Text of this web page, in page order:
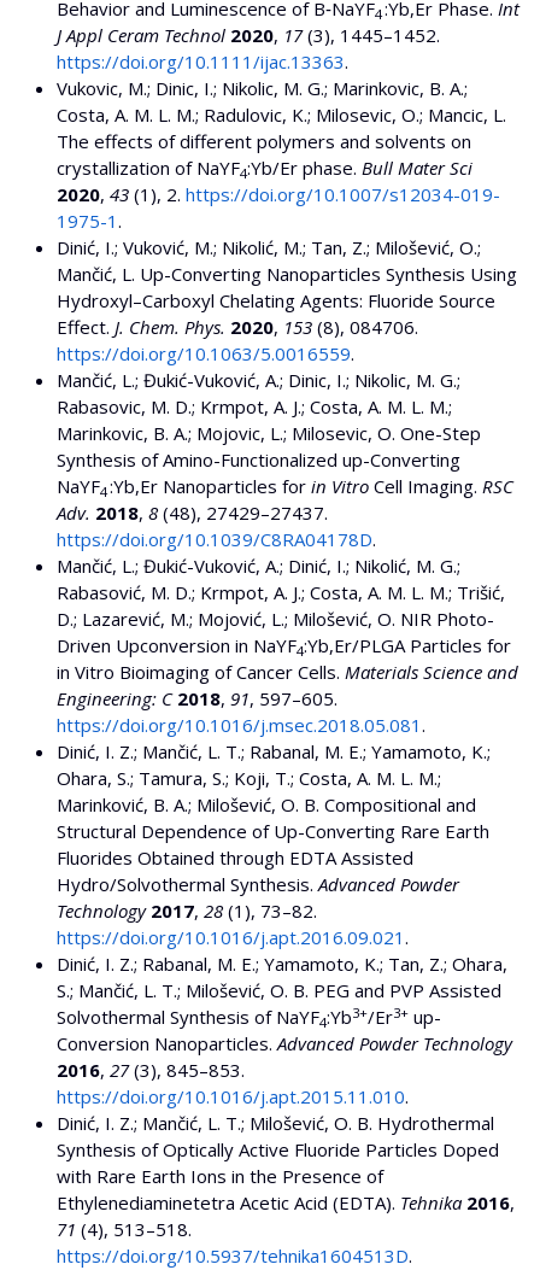
Behavior and Luminescence of Β‐NaYF4:Yb,Er Phase. Int
J Appl Ceram Technol 2020, 17(3), 1445–1452.
https://doi.org/10.1111/ijac.13363.
Vukovic, M.; Dinic, I.; Nikolic, M. G.; Marinkovic, B. A.;
Costa, A. M. L. M.; Radulovic, K.; Milosevic, O.; Mancic, L.
Тhe effects of different polymers and solvents on
crystallization of NaYF4:Yb/Er phase. Bull Mater Sci
2020, 43 (1), 2. https://doi.org/10.1007/s12034-019-
1975-1 .
Dinić, I.; Vuković, M.; Nikolić, M.; Tan, Z.; Milošević, O.;
Mančić, L. Up-Converting Nanoparticles Synthesis Using
Hydroxyl–Carboxyl Chelating Agents: Fluoride Source
Effect. J. Chem. Phys. 2020, 153 (8), 084706.
https://doi.org/10.1063/5.0016559.
Mančić, L.; Đukić-Vuković, A.; Dinic, I.; Nikolic, M. G.;
Rabasovic, M. D.; Krmpot, A. J.; Costa, A. M. L. M.;
Marinkovic, B. A.; Mojovic, L.; Milosevic, O. One-Step
Synthesis of Amino-Functionalized up-Converting
NaYF4:Yb,Er Nanoparticles for in Vitro Cell Imaging. RSC
Adv. 2018, 8 (48), 27429–27437.
https://doi.org/10.1039/C8RA04178D.
Mančić, L.; Đukić-Vuković, A.; Dinić, I.; Nikolić, M. G.;
Rabasović, M. D.; Krmpot, A. J.; Costa, A. M. L. M.; Trišić,
D.; Lazarević, M.; Mojović, L.; Milošević, O. NIR Photo-
Driven Upconversion in NaYF4:Yb,Er/PLGA Particles for
in Vitro Bioimaging of Cancer Cells. Materials Science and
Engineering: C 2018, 91, 597–605.
https://doi.org/10.1016/j.msec.2018.05.081 .
Dinić, I. Z.; Mančić, L. T.; Rabanal, M. E.; Yamamoto, K.;
Ohara, S.; Tamura, S.; Koji, T.; Costa, A. M. L. M.;
Marinković, B. A.; Milošević, O. B. Compositional and
Structural Dependence of Up-Converting Rare Earth
Fluorides Obtained through EDTA Assisted
Hydro/Solvothermal Synthesis.Advanced Powder
Technology 2017, 28 (1), 73–82.
https://doi.org/10.1016/j.apt.2016.09.021 .
Dinić, I. Z.; Rabanal, M. E.; Yamamoto, K.; Tan, Z.; Ohara,
S.; Mančić, L. T.; Milošević, O. B. PEG and PVP Assisted
Solvothermal Synthesis of NaYF4:Yb3+/Er3+ up-
Conversion Nanoparticles.Advanced Powder Technology
2016, 27(3), 845–853.
https://doi.org/10.1016/j.apt.2015.11.010.
Dinić, I. Z.; Mančić, L. T.; Milošević, O. B. Hydrothermal
Synthesis of Optically Active Fluoride Particles Doped
with Rare Earth Ions in the Presence of
Ethylenediaminetetra Acetic Acid (EDTA). Tehnika 2016,
71 (4), 513–518.
https://doi.org/10.5937/tehnika1604513D.